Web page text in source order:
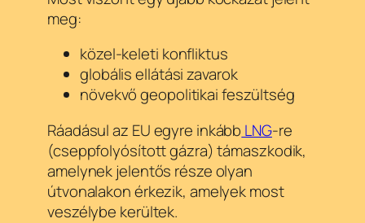
meg:
közel-keleti konfliktus
globális ellátási zavarok
növekvő geopolitikai feszültség
Ráadásul az EU egyre inkább LNG-re
(cseppfolyósított gázra) támaszkodik,
amelynek jelentős része olyan
útvonalakon érkezik, amelyek most
veszélybe kerültek.